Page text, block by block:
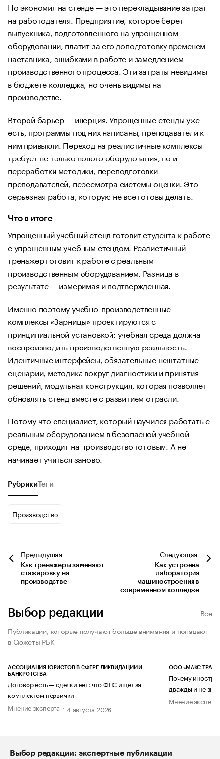
Но экономия на стенде — это перекладывание затрат
на работодателя. Предприятие, которое берет
выпускника, подготовленного на упрощенном
оборудовании, платит за его доподготовку временем
наставника, ошибками в работе и замедлением
производственного процесса. Эти затраты невидимы
в бюджете колледжа, но очень видимы на
производстве.
Второй барьер — инерция. Упрощенные стенды уже
есть, программы под них написаны, преподаватели к
ним привыкли. Переход на реалистичные комплексы
требует не только нового оборудования, но и
переработки методики, переподготовки
преподавателей, пересмотра системы оценки. Это
серьезная работа, которую не все готовы делать.
Что в итоге
Упрощенный учебный стенд готовит студента к работе
с упрощенным учебным стендом. Реалистичный
тренажер готовит к работе с реальным
производственным оборудованием. Разница в
результате — измеримая и подтвержденная.
Именно поэтому учебно-производственные
комплексы «Зарницы» проектируются с
принципиальной установкой: учебная среда должна
воспроизводить производственную реальность.
Идентичные интерфейсы, обязательные нештатные
сценарии, методика вокруг диагностики и принятия
решений, модульная конструкция, которая позволяет
обновлять стенд вместе с развитием отрасли.
Потому что специалист, который научился работать с
реальным оборудованием в безопасной учебной
среде, приходит на производство готовым. А не
начинает учиться заново.
Рубрики Теги
Производство
Предыдущая
Как тренажеры заменяют
стажировку на
производстве
Следующая
Как устроена
лаборатория
машиностроения в
современном колледже
Выбор редакции
Все
Публикации, которые получают больше внимания и попадают
в Сюжеты РБК
АССОЦИАЦИЯ ЮРИСТОВ В СФЕРЕ ЛИКВИДАЦИИ И
БАНКРОТСТВА
Договор есть — сделки нет: что ФНС ищет за
комплектом первички
Мнение эксперта
4 августа 2026
ООО «МАКС ТРАСТ»
Почему
дважды и не
Мнение
Выбор редакции: экспертные публикации